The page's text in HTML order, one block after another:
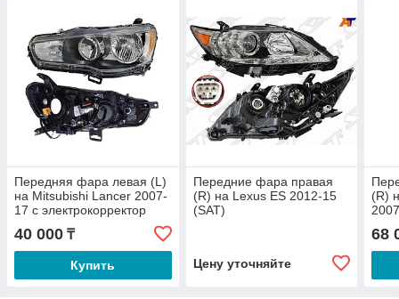
Передняя фара левая (L)
на Mitsubishi Lancer 2007-
17 с электрокорректор
40 000 ₸
Купить
Передние фара правая
(R) на Lexus ES 2012-15
(SAT)
Цену уточняйте
(R)
TW)
68